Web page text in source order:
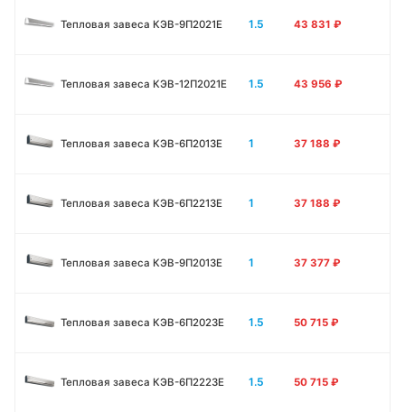
Тепловая завеса КЭВ-9П2021E 1.5 43 831 ₽
Тепловая завеса КЭВ-12П2021E 1.5 43 956 ₽
Тепловая завеса КЭВ-6П2013E 1 37 188 ₽
Тепловая завеса КЭВ-6П2213Е 1 37 188 ₽
Тепловая завеса КЭВ-9П2013E 1 37 377 ₽
Тепловая завеса КЭВ-6П2023E 1.5 50 715 ₽
Тепловая завеса КЭВ-6П2223E 1.5 50 715 ₽